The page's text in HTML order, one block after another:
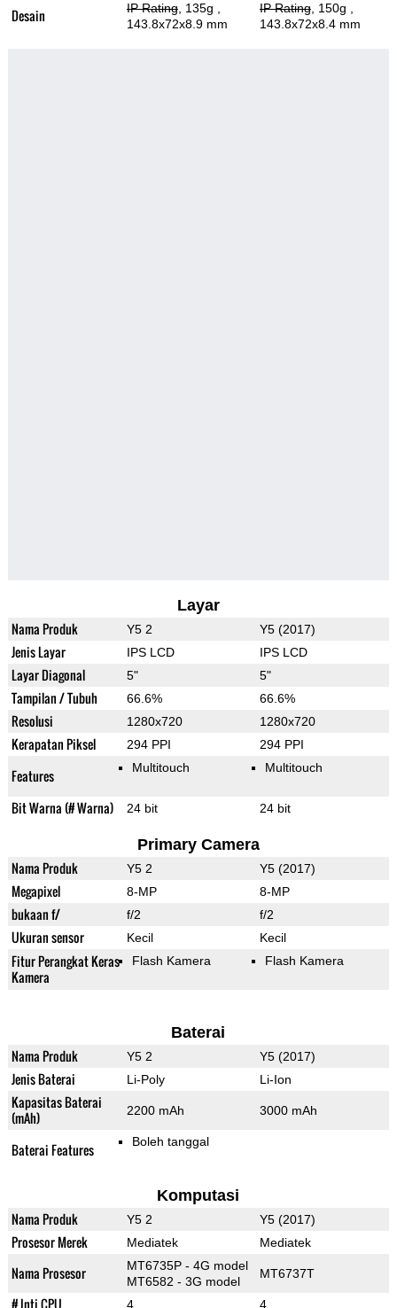
Desain IP Rating, 135g
143.8x72x8.9 mm
IP Rating, 150g
143.8x72x8.4 mm
Layar
Nama Produk Y5 2 Y5 (2017)
Jenis Layar IPS LCD IPS LCD
Layar Diagonal 5" 5"
Tampilan / Tubuh 66.6% 66.6%
Resolusi 1280x720 1280x720
Kerapatan Piksel 294 PPI 294 PPI
Features Multitouch Multitouch
Bit Warna (# Warna) 24 bit 24 bit
Primary Camera
Nama Produk Y5 2 Y5 (2017)
Megapixel 8-MP 8-MP
bukaan f/ f/2 f/2
Ukuran sensor Kecil Kecil
Fitur Perangkat Keras
Kamera
Flash Kamera Flash Kamera
Baterai
Nama Produk Y5 2 Y5 (2017)
Jenis Baterai Li-Poly Li-Ion
Kapasitas Baterai
(mAh)
2200 mAh 3000 mAh
Baterai Features Boleh tanggal
Komputasi
Nama Produk Y5 2 Y5 (2017)
Prosesor Merek Mediatek Mediatek
Nama Prosesor
MT6735P - 4G model
MT6582 - 3G model
MT6737T
# Inti CPU 4 4